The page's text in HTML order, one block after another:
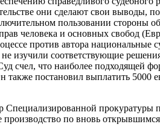
они сделают свои выводы,
пользовании стороны
человека и основных свобод
против автора
не изучили соответствующие
счел, что наиболее подходящей
также постановил выплатить 5000
Специализированной прокуратуры
по вновь открывшимся